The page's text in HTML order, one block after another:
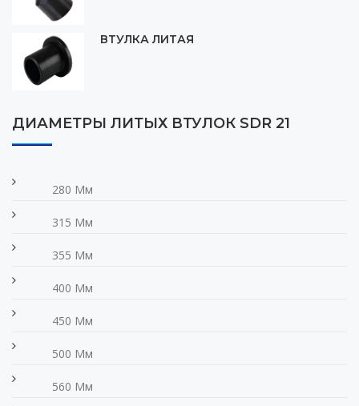
ВТУЛКА ЛИТАЯ
ДИАМЕТРЫ ЛИТЫХ ВТУЛОК SDR 21
280 Мм
315 Мм
355 Мм
400 Мм
450 Мм
500 Мм
560 Мм